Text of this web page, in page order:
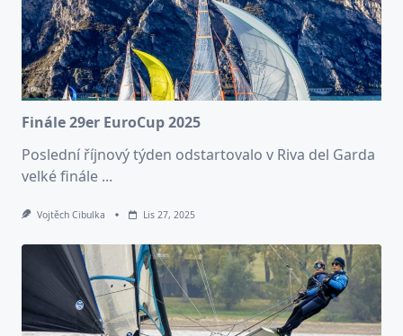
Finále 29er EuroCup 2025
Poslední říjnový týden odstartovalo v Riva del Garda
velké finále ...
Vojtěch Cibulka Lis 27, 2025